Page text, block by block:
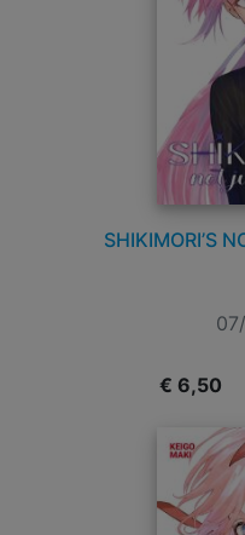
SHIKIMORI’S
€ 6,50